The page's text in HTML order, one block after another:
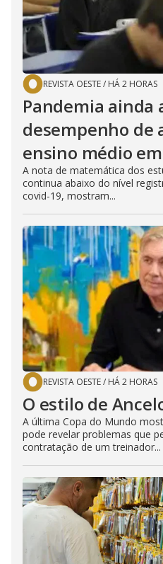
REVISTA OESTE/ HÁ 2 HORAS
Pandemia ainda
desempenho de
ensino médio
A nota de matemática dos
continua abaixo do nível
covid-19, mostram...
REVISTA OESTE/ HÁ 2 HORAS
O estilo de
A última Copa do Mundo
pode revelar problemas que
contratação de um treinador...